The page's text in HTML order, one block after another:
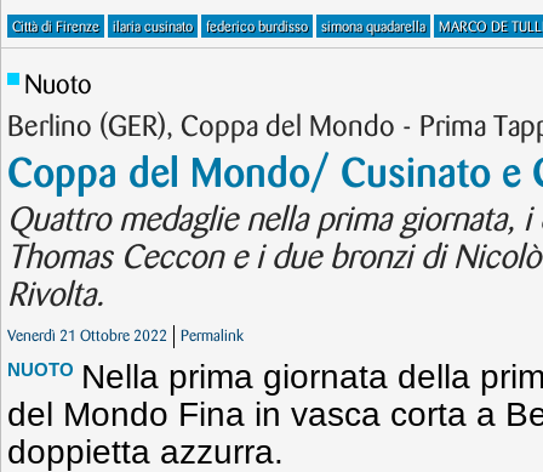
Città di Firenze ilaria cusinato federico burdisso simona quadarella MARCO DE
Nuoto
Berlino (GER), Coppa del Mondo - Prima
Coppa del Mondo/ Cusinato e
Quattro medaglie nella prima giornata,
Thomas Ceccon e i due bronzi di
Rivolta.
Venerdì 21 Ottobre 2022 Permalink
NUOTO Nella prima giornata della
del Mondo Fina in vasca corta a
doppietta azzurra.